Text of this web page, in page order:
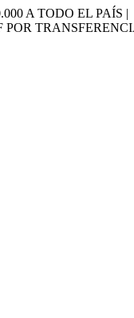
A TODO EL PAÍS |
POR